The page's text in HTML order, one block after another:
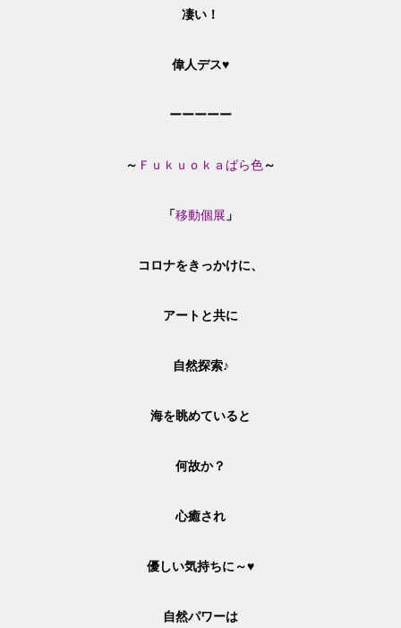
凄い！
偉人デス♥
ーーーーー
～ Ｆｕｋｕｏｋａばら色～
「移動個展 」
コロナをきっかけに、
アートと共に
自然探索♪
海を眺めていると
何故か？
心癒され
優しい気持ちに～♥
自然パワーは